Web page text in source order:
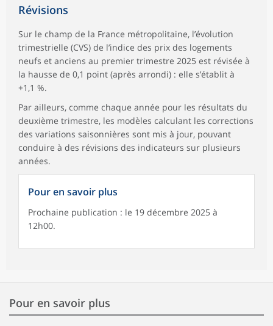
Révisions
Sur le champ de la France métropolitaine, l’évolution
trimestrielle (CVS) de l’indice des prix des logements
neufs et anciens au premier trimestre 2025 est révisée à
la hausse de 0,1 point (après arrondi) : elle s’établit à
+1,1 %.
Par ailleurs, comme chaque année pour les résultats du
deuxième trimestre, les modèles calculant les corrections
des variations saisonnières sont mis à jour, pouvant
conduire à des révisions des indicateurs sur plusieurs
années.
Pour en savoir plus
Prochaine publication : le 19 décembre 2025 à
12h00.
Pour en savoir plus